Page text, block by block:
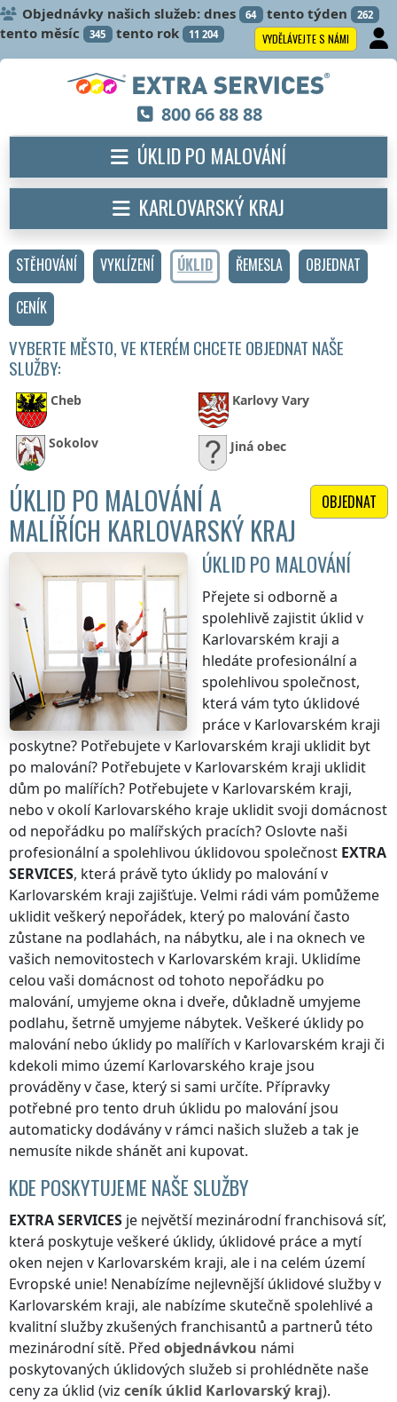
Objednávky našich služeb: dnes 64 tento týden 262
tento měsíc 345 tento rok 11 204 VYDĚLÁVEJTE S NÁMI
STĚHOVÁNÍ VYKLÍZENÍ ÚKLID ŘEMESLA
OBJEDNAT
CENÍK
VYBERTE MĚSTO, VE KTERÉM CHCETE OBJEDNAT NAŠE
SLUŽBY:
Cheb Karlovy Vary
Sokolov Jiná obec
OBJEDNAT
ÚKLID PO MALOVÁNÍ A
MALÍŘÍCH KARLOVARSKÝ KRAJ
ÚKLID PO MALOVÁNÍ
Přejete si odborně a
spolehlivě zajistit úklid v
Karlovarském kraji a
hledáte profesionální a
spolehlivou společnost,
která vám tyto úklidové
prácev Karlovarském kraji
poskytne? Potřebujetev Karlovarském kraji uklidit byt
po malování? Potřebujetev Karlovarském kraji uklidit
dům po malířích? Potřebujetev Karlovarském kraji,
nebo v okolíKarlovarského kraje uklidit svoji domácnost
od nepořádku po malířských pracích? Oslovte naši
profesionální a spolehlivou úklidovou společnost EXTRA
SERVICES, která právě tyto úklidy po malovánív
Karlovarském kraji zajišťuje. Velmi rádi vám pomůžeme
uklidit veškerý nepořádek, který po malování často
zůstane na podlahách, na nábytku, ale i na oknech ve
vašich nemovitostech v Karlovarském kraji. Uklidíme
celou vaši domácnost od tohoto nepořádku po
malování, umyjeme okna i dveře, důkladně umyjeme
podlahu, šetrně umyjeme nábytek. Veškeré úklidy po
malování nebo úklidy po malířích v Karlovarském kraji či
kdekoli mimo území Karlovarského kraje jsou
prováděny v čase, který si sami určíte. Přípravky
potřebné pro tento druh úklidu po malování jsou
automaticky dodávány v rámci našich služeb a tak je
nemusíte nikde shánět ani kupovat.
KDE POSKYTUJEME NAŠE SLUŽBY
EXTRA SERVICES je největší mezinárodní franchisová síť,
která poskytuje veškeré úklidy, úklidové práce a mytí
oken nejen v Karlovarském kraji, ale i na celém území
Evropské unie! Nenabízíme nejlevnější úklidové službyv
Karlovarském kraji, ale nabízíme skutečně spolehlivé a
kvalitní služby zkušených franchisantů a partnerů této
mezinárodní sítě. Před objednávkou námi
poskytovaných úklidových služeb si prohlédněte naše
ceny za úklid (viz ceník úklid Karlovarský kraj).
800 66 88 88
ÚKLID PO MALOVÁNÍ
KARLOVARSKÝ KRAJ